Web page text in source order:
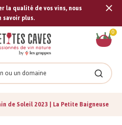
la qualité de vos vins, nous
savoir plus.
0
de Soleil 2023 | La Petite Baigneuse